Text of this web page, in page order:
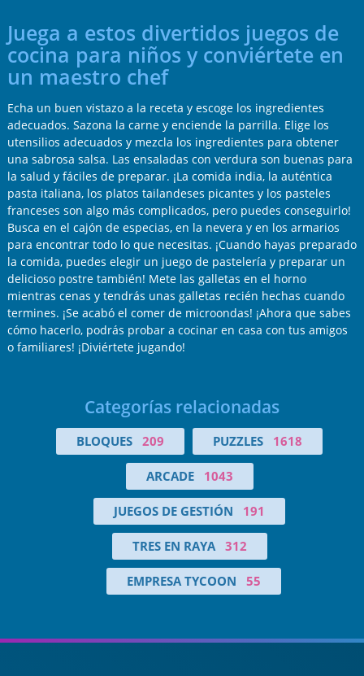
Juega a estos divertidos juegos de
cocina para niños y conviértete en
un maestro chef
Echa un buen vistazo a la receta y escoge los ingredientes
adecuados. Sazona la carne y enciende la parrilla. Elige los
utensilios adecuados y mezcla los ingredientes para obtener
una sabrosa salsa. Las ensaladas con verdura son buenas para
la salud y fáciles de preparar. ¡La comida india, la auténtica
pasta italiana, los platos tailandeses picantes y los pasteles
franceses son algo más complicados, pero puedes conseguirlo!
Busca en el cajón de especias, en la nevera y en los armarios
para encontrar todo lo que necesitas. ¡Cuando hayas preparado
la comida, puedes elegir un juego de pastelería y preparar un
delicioso postre también! Mete las galletas en el horno
mientras cenas y tendrás unas galletas recién hechas cuando
termines. ¡Se acabó el comer de microondas! ¡Ahora que sabes
cómo hacerlo, podrás probar a cocinar en casa con tus amigos
o familiares! ¡Diviértete jugando!
Categorías relacionadas
BLOQUES 209 PUZZLES 1618
ARCADE 1043
JUEGOS DE GESTIÓN 191
TRES EN RAYA 312
EMPRESA TYCOON 55